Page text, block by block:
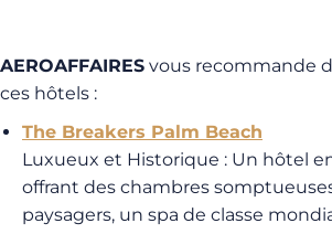
AEROAFFAIRES vous recommande
ces hôtels :
The Breakers Palm Beach
Luxueux et Historique : Un hôtel
offrant des chambres
paysagers, un spa de classe